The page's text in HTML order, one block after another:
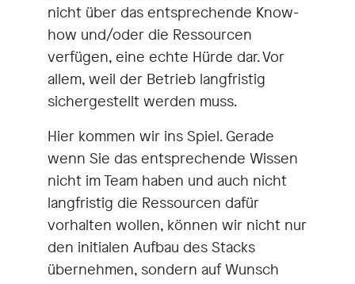
nicht über das entsprechende Know-
how und/oder die Ressourcen
verfügen, eine echte Hürde dar. Vor
allem, weil der Betrieb langfristig
sichergestellt werden muss.
Hier kommen wir ins Spiel. Gerade
wenn Sie das entsprechende Wissen
nicht im Team haben und auch nicht
langfristig die Ressourcen dafür
vorhalten wollen, können wir nicht nur
den initialen Aufbau des Stacks
übernehmen, sondern auf Wunsch